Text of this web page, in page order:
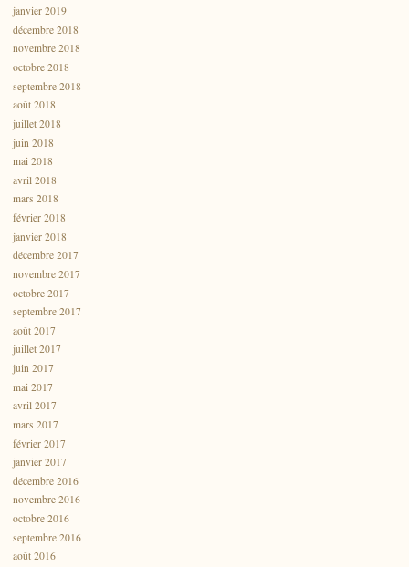
janvier 2019
décembre 2018
novembre 2018
octobre 2018
septembre 2018
août 2018
juillet 2018
juin 2018
mai 2018
avril 2018
mars 2018
février 2018
janvier 2018
décembre 2017
novembre 2017
octobre 2017
septembre 2017
août 2017
juillet 2017
juin 2017
mai 2017
avril 2017
mars 2017
février 2017
janvier 2017
décembre 2016
novembre 2016
octobre 2016
septembre 2016
août 2016